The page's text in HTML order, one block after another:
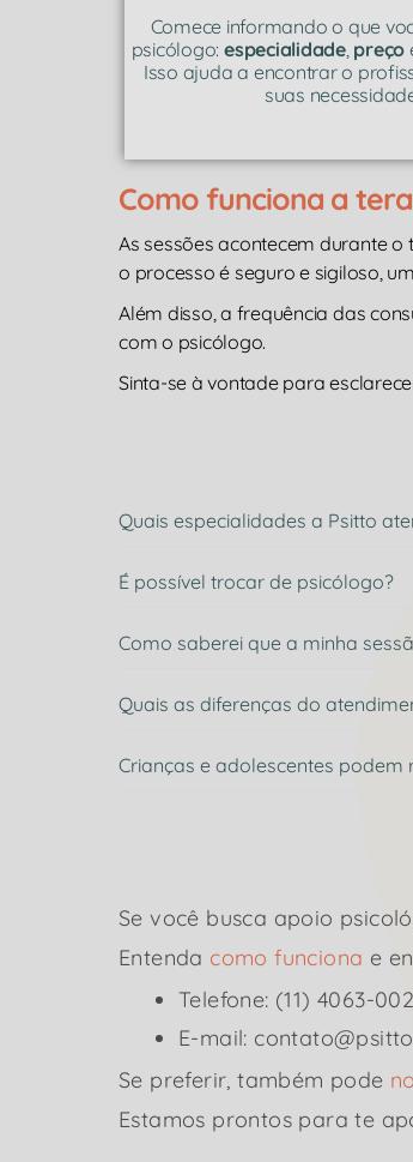
Comece informando o que
psicólogo: especialidade, preço
Isso ajuda a encontrar o
suas
Como funciona a
As sessões acontecem durante
o processo é seguro e sigiloso,
Além disso, a frequência das
com o psicólogo.
Sinta-se à vontade para
Quais especialidades a Psitto
É possível trocar de psicólogo?
Como saberei que a minha
Quais as diferenças do
Crianças e adolescentes
Se você busca apoio
Entenda como funciona e
Telefone: (11) 4063-
E-mail:
Se preferir, também pode
Estamos prontos para te